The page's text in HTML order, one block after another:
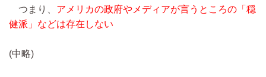
つまり、 アメリカの政府やメディアが言うところの「穏
健派」などは存在しない
(中略)